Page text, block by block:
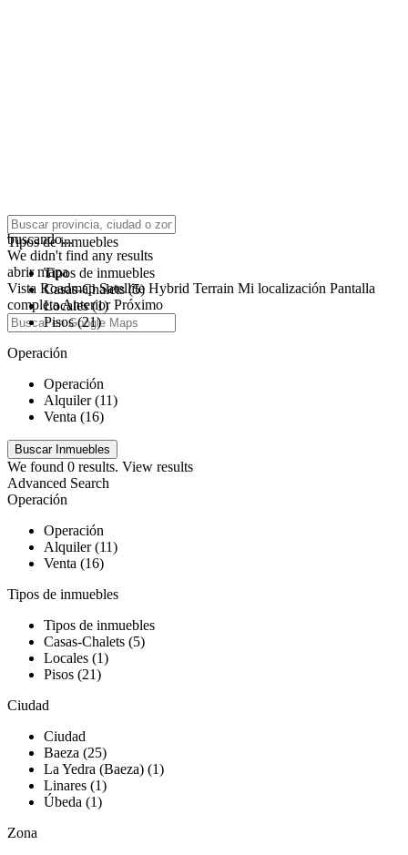
click to enable zoom
buscando...
We didn't find any results
abrir mapa
Vista Roadmap Satellite Hybrid Terrain Mi localización Pantalla
completaAnterior Próximo
Tipos de inmuebles
Tipos de inmuebles
Casas-Chalets (5)
Locales (1)
Pisos (21)
Operación
Operación
Alquiler (11)
Venta (16)
We found 0 results. View results
Advanced Search
Operación
Operación
Alquiler (11)
Venta (16)
Tipos de inmuebles
Tipos de inmuebles
Casas-Chalets (5)
Locales (1)
Pisos (21)
Ciudad
Ciudad
Baeza (25)
La Yedra (Baeza) (1)
Linares (1)
Úbeda (1)
Zona